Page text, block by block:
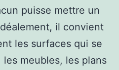
puisse mettre un
il convient
les surfaces qui se
meubles, les plans